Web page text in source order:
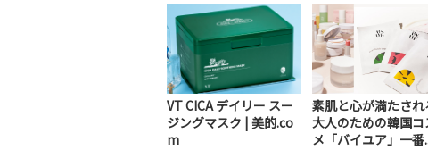
VT CICA デイリー スー
ジングマスク | 美的.co
m
素肌と心が満たされ
大人のための韓国コ
メ「バイユア」一番